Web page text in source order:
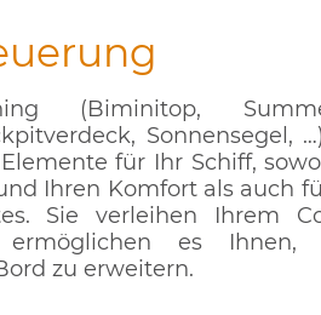
(Biminitop,
Sonnensegel,
für Ihr Schiff,
Ihren Komfort als auch
Sie verleihen Ihrem
es Ihnen,
zu erweitern.